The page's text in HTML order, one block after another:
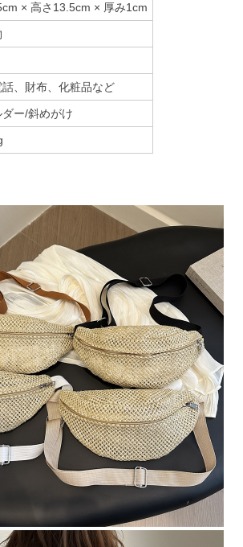
× 高さ13.5cm × 厚み1cm
、財布、化粧品など
ダー/斜めがけ